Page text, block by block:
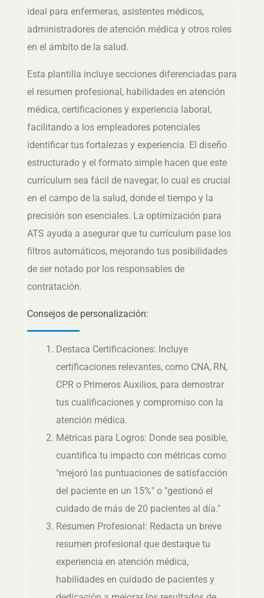
ideal para enfermeras, asistentes médicos,
administradores de atención médica y otros roles
en el ámbito de la salud.
Esta plantilla incluye secciones diferenciadas para
el resumen profesional, habilidades en atención
médica, certificaciones y experiencia laboral,
facilitando a los empleadores potenciales
identificar tus fortalezas y experiencia. El diseño
estructurado y el formato simple hacen que este
currículum sea fácil de navegar, lo cual es crucial
en el campo de la salud, donde el tiempo y la
precisión son esenciales. La optimización para
ATS ayuda a asegurar que tu currículum pase los
filtros automáticos, mejorando tus posibilidades
de ser notado por los responsables de
contratación.
Consejos de personalización:
Destaca Certificaciones: Incluye
certificaciones relevantes, como CNA, RN,
CPR o Primeros Auxilios, para demostrar
tus cualificaciones y compromiso con la
atención médica.
Métricas para Logros: Donde sea posible,
cuantifica tu impacto con métricas como
"mejoró las puntuaciones de satisfacción
del paciente en un 15%" o "gestionó el
cuidado de más de 20 pacientes al día."
Resumen Profesional: Redacta un breve
resumen profesional que destaque tu
experiencia en atención médica,
habilidades en cuidado de pacientes y